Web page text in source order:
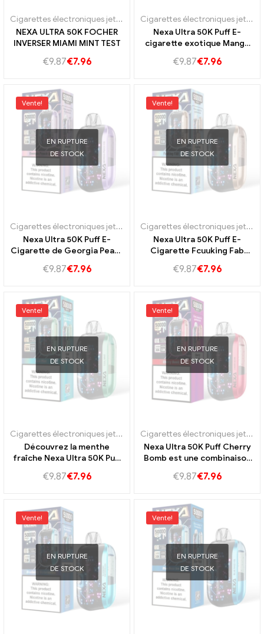
Cigarettes électroniques jetables Portugal ,E-cigarettes jetables
NEXA ULTRA 50K FOCHER
INVERSER MIAMI MINT TEST
€9.87€7.96
Cigarettes électroniques jetables Portugal
Nexa Ultra 50K Puff E-
cigarette exotique Mango
€9.87€7.96
Vente!
EN RUPTURE
DE STOCK
Cigarettes électroniques jetables Portugal ,E-cigarettes jetables
Nexa Ultra 50K Puff E-
Cigarette de Georgia Peach
€9.87€7.96
Vente!
EN RUPTURE
DE STOCK
Cigarettes électroniques jetables Portugal
Nexa Ultra 50K Puff E-
Cigarette Fcuuking Fab
durable
€9.87€7.96
Vente!
EN RUPTURE
DE STOCK
Cigarettes électroniques jetables Portugal ,E-cigarettes jetables
Découvrez la menthe
fraîche Nexa Ultra 50K Puff
rafraîchissant
€9.87€7.96
Vente!
EN RUPTURE
DE STOCK
Cigarettes électroniques jetables Portugal
Nexa Ultra 50K Puff Cherry
Bomb est une combinaison
sucré et légèrement acide.
€9.87€7.96
Vente!
EN RUPTURE
DE STOCK
Vente!
EN RUPTURE
DE STOCK